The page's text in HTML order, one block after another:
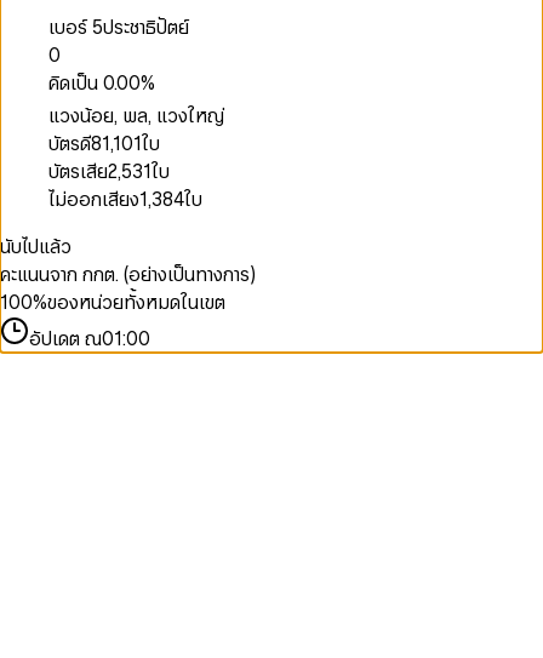
เบอร์ 5ประชาธิปัตย์
0
คิดเป็น0.00%
แวงน้อย, พล, แวงใหญ่
บัตรดี81,101ใบ
บัตรเสีย2,531ใบ
ไม่ออกเสียง1,384ใบ
นับไปแล้ว
คะแนนจาก กกต. (อย่างเป็นทางการ)
100%ของหน่วยทั้งหมดในเขต
อัปเดต ณ01:00